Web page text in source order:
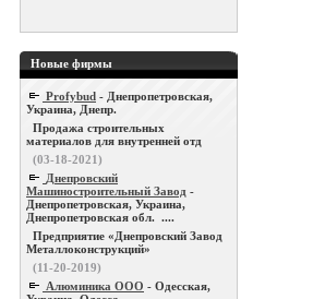
Новые фирмы
Profybud - Днепропетровская,
Украина, Днепр.
Продажа строительных
материалов для внутренней отд
(03-18-2021)
Днепровский
Машиностроительный Завод -
Днепропетровская, Украина,
Днепропетровская обл. ....
Предприятие «Днепровский Завод
Металлоконструкций»
(11-20-2019)
Алюминика ООО - Одесская,